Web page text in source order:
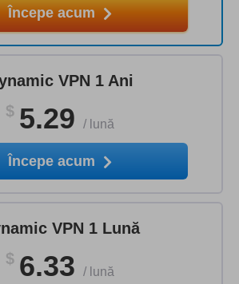
Începe acum
VPN 1 Ani
$ 5.29 / lună
Începe acum
VPN 1 Lună
$ 6.33 / lună